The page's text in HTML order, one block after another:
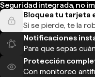
Seguridad integrada, no
Bloquea tu tarjeta
Si se pierde, te la
Notificaciones
Para que sepas
Protección
Con monitoreo